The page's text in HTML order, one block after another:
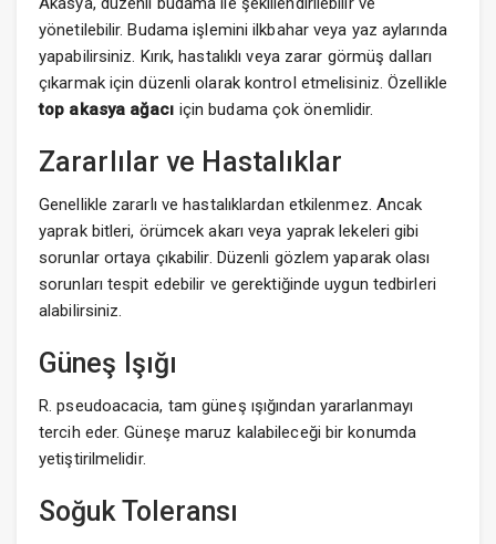
yönetilebilir. Budama işlemini ilkbahar veya yaz aylarında
yapabilirsiniz. Kırık, hastalıklı veya zarar görmüş dalları
çıkarmak için düzenli olarak kontrol etmelisiniz. Özellikle
top akasya ağacı için budama çok önemlidir.
Zararlılar ve Hastalıklar
Genellikle zararlı ve hastalıklardan etkilenmez. Ancak
yaprak bitleri, örümcek akarı veya yaprak lekeleri gibi
sorunlar ortaya çıkabilir. Düzenli gözlem yaparak olası
sorunları tespit edebilir ve gerektiğinde uygun tedbirleri
alabilirsiniz.
Güneş Işığı
R. pseudoacacia, tam güneş ışığından yararlanmayı
tercih eder. Güneşe maruz kalabileceği bir konumda
yetiştirilmelidir.
Soğuk Toleransı